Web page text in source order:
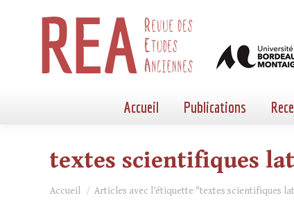
Accueil Publications
textes scientifiques
Vous êtes ici :
Accueil Articles avec l’étiquette "textes scientifiques